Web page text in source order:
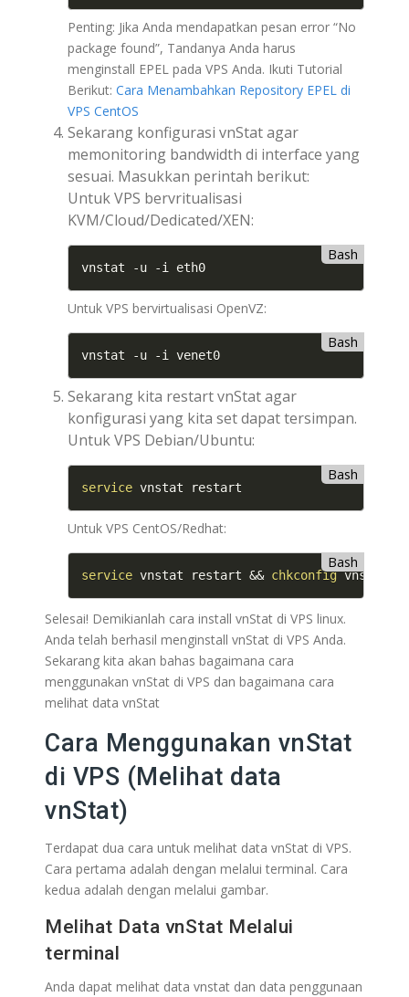
Penting: Jika Anda mendapatkan pesan error “No
package found”, Tandanya Anda harus
menginstall EPEL pada VPS Anda. Ikuti Tutorial
Berikut: Cara Menambahkan Repository EPEL di
VPS CentOS
Sekarang konfigurasi vnStat agar
memonitoring bandwidth di interface yang
sesuai. Masukkan perintah berikut:
Untuk VPS bervritualisasi
KVM/Cloud/Dedicated/XEN:
Bash
vnstat -u -i eth0
Untuk VPS bervirtualisasi OpenVZ:
Bash
vnstat -u -i venet0
Sekarang kita restart vnStat agar
konfigurasi yang kita set dapat tersimpan.
Untuk VPS Debian/Ubuntu:
Bash
service vnstat restart
Untuk VPS CentOS/Redhat:
Bash
service vnstat restart && chkconfig vnstat on
Selesai! Demikianlah cara install vnStat di VPS linux.
Anda telah berhasil menginstall vnStat di VPS Anda.
Sekarang kita akan bahas bagaimana cara
menggunakan vnStat di VPS dan bagaimana cara
melihat data vnStat
Cara Menggunakan vnStat
di VPS (Melihat data
vnStat)
Terdapat dua cara untuk melihat data vnStat di VPS.
Cara pertama adalah dengan melalui terminal. Cara
kedua adalah dengan melalui gambar.
Melihat Data vnStat Melalui
terminal
Anda dapat melihat data vnstat dan data penggunaan